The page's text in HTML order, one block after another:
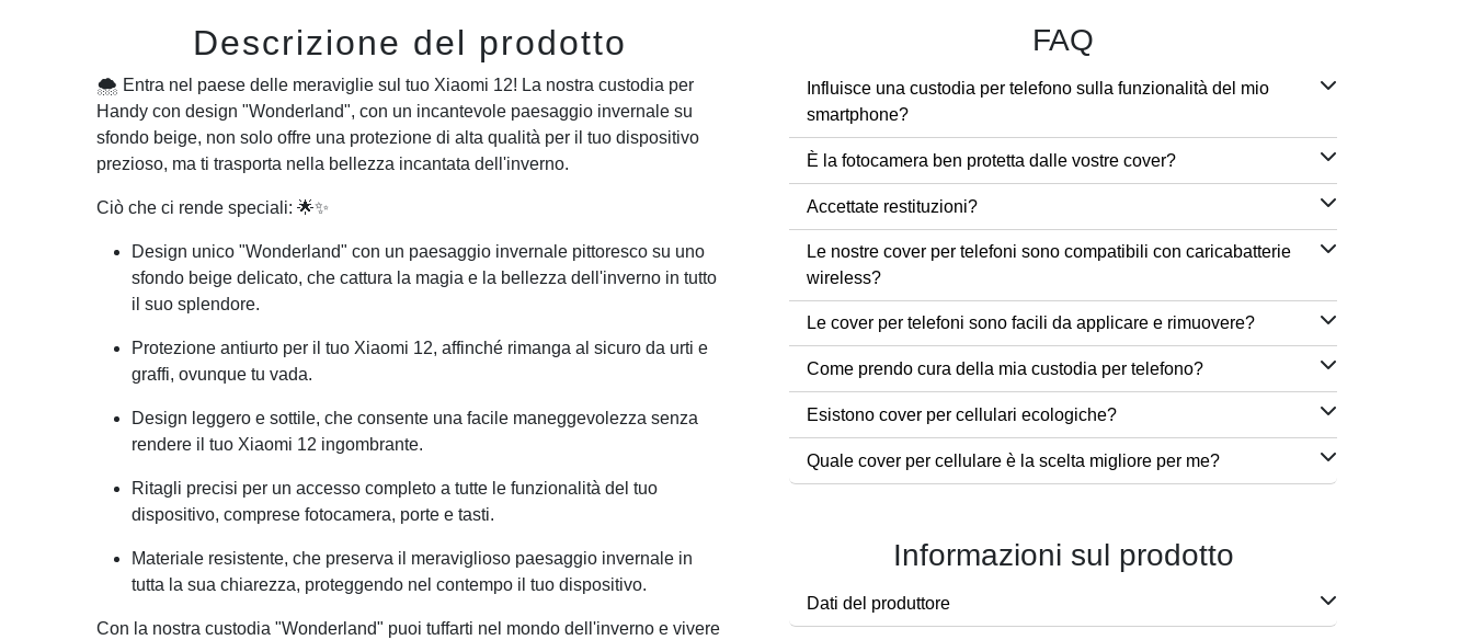
Descrizione del prodotto
🌨️ Entra nel paese delle meraviglie sul tuo Xiaomi 12! La nostra custodia per
Handy con design "Wonderland", con un incantevole paesaggio invernale su
sfondo beige, non solo offre una protezione di alta qualità per il tuo dispositivo
prezioso, ma ti trasporta nella bellezza incantata dell'inverno.
Ciò che ci rende speciali: 🌟✨
Design unico "Wonderland" con un paesaggio invernale pittoresco su uno
sfondo beige delicato, che cattura la magia e la bellezza dell'inverno in tutto
il suo splendore.
Protezione antiurto per il tuo Xiaomi 12, affinché rimanga al sicuro da urti e
graffi, ovunque tu vada.
Design leggero e sottile, che consente una facile maneggevolezza senza
rendere il tuo Xiaomi 12 ingombrante.
Ritagli precisi per un accesso completo a tutte le funzionalità del tuo
dispositivo, comprese fotocamera, porte e tasti.
Materiale resistente, che preserva il meraviglioso paesaggio invernale in
tutta la sua chiarezza, proteggendo nel contempo il tuo dispositivo.
Con la nostra custodia "Wonderland" puoi tuffarti nel mondo dell'inverno e vivere
FAQ
Influisce una custodia per telefono sulla funzionalità del mio
smartphone?
È la fotocamera ben protetta dalle vostre cover?
Accettate restituzioni?
Le nostre cover per telefoni sono compatibili con caricabatterie
wireless?
Le cover per telefoni sono facili da applicare e rimuovere?
Come prendo cura della mia custodia per telefono?
Esistono cover per cellulari ecologiche?
Quale cover per cellulare è la scelta migliore per me?
Informazioni sul prodotto
Dati del produttore